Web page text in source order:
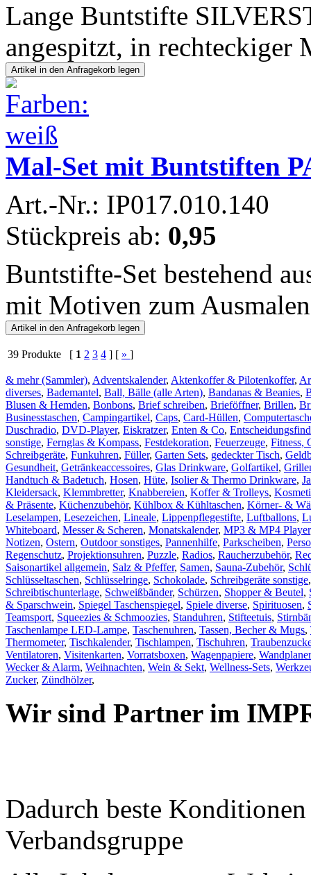
Lange Buntstifte
angespitzt, in rechteckiger
Mal-Set mit Buntstiften
Art.-Nr.: IP017.010.140
Stückpreis ab: 0,95
Buntstifte-Set bestehend
mit Motiven zum
39 Produkte [ 1 2 3 4 ] [ » ]
& mehr (Sammler), Adventskalender, Aktenkoffer & Pilotenkoffer,
diverses, Bademantel, Ball, Bälle (alle Arten), Bandanas & Beanies,
Blusen & Hemden, Bonbons, Brief schreiben, Brieföffner, Brillen,
Businesstaschen, Campingartikel, Caps, Card-Hüllen,
Duschradio, DVD-Player, Eiskratzer, Enten & Co,
sonstige, Fernglas & Kompass, Festdekoration, Feuerzeuge, Fitness,
Schreibgeräte, Funkuhren, Füller, Garten Sets, gedeckter Tisch,
Gesundheit, Getränkeaccessoires, Glas Drinkware, Golfartikel,
Handtuch & Badetuch, Hosen, Hüte, Isolier & Thermo Drinkware,
Kleidersack, Klemmbretter, Knabbereien, Koffer & Trolleys,
& Präsente, Küchenzubehör, Kühlbox & Kühltaschen, Körner- &
Leselampen, Lesezeichen, Lineale, Lippenpflegestifte, Luftballons,
Whiteboard, Messer & Scheren, Monatskalender, MP3 & MP4 Player
Notizen, Ostern, Outdoor sonstiges, Pannenhilfe, Parkscheiben,
Regenschutz, Projektionsuhren, Puzzle, Radios, Raucherzubehör,
Saisonartikel allgemein, Salz & Pfeffer, Samen, Sauna-Zubehör,
Schlüsseltaschen, Schlüsselringe, Schokolade, Schreibgeräte sonstige
Schreibtischunterlage, Schweißbänder, Schürzen, Shopper & Beutel,
& Sparschwein, Spiegel Taschenspiegel, Spiele diverse, Spirituosen,
Teamsport, Squeezies & Schmoozies, Standuhren, Stifteetuis,
Taschenlampe LED-Lampe, Taschenuhren, Tassen, Becher & Mugs,
Thermometer, Tischkalender, Tischlampen, Tischuhren,
Ventilatoren, Visitenkarten, Vorratsboxen, Wagenpapiere, Wandplaner
Wecker & Alarm, Weihnachten, Wein & Sekt, Wellness-Sets,
Zucker, Zündhölzer,
Wir sind Partner im
Dadurch beste
Verbandsgruppe